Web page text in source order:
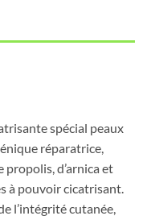
spécial peaux
réparatrice,
d’arnica et
à pouvoir cicatrisant.
l’intégrité cutanée,